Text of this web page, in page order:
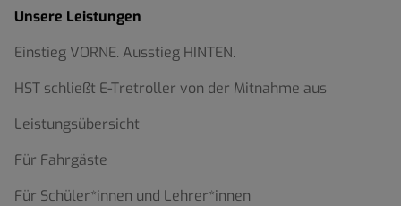
Unsere Leistungen
Einstieg VORNE. Ausstieg HINTEN.
HST schließt E-Tretroller von der Mitnahme aus
Leistungsübersicht
Für Fahrgäste
Für Schüler*innen und Lehrer*innen